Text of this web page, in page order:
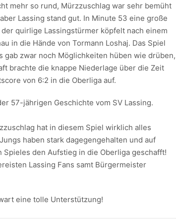
mehr so rund, Mürzzuschlag war sehr bemüht
Lassing stand gut. In Minute 53 eine große
quirlige Lassingstürmer köpfelt nach einem
in die Hände von Tormann Loshaj. Das Spiel
gab zwar noch Möglichkeiten hüben wie drüben,
brachte die knappe Niederlage über die Zeit
von 6:2 in die Oberliga auf.
57-jährigen Geschichte vom SV Lassing.
hat in diesem Spiel wirklich alles
haben stark dagegengehalten und auf
den Aufstieg in die Oberliga geschafft!
Lassing Fans samt Bürgermeister
eine tolle Unterstützung!